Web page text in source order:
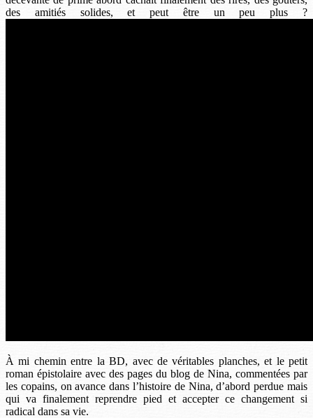
des amitiés solides, et peut être un peu plus ?
À mi chemin entre la BD, avec de véritables planches, et le petit
roman épistolaire avec des pages du blog de Nina, commentées par
les copains, on avance dans l’histoire de Nina, d’abord perdue mais
qui va finalement reprendre pied et accepter ce changement si
radical dans sa vie.